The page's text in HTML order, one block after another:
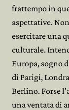
frattempo in
aspettative.
esercitare una
culturale.
Europa, sogno
di Parigi,
Berlino. Forse
una ventata di